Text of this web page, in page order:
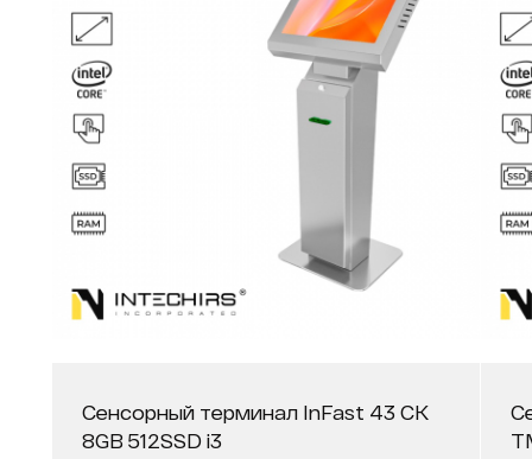
Сенсорный терминал InFast 43 СК
8GB 512SSD i3